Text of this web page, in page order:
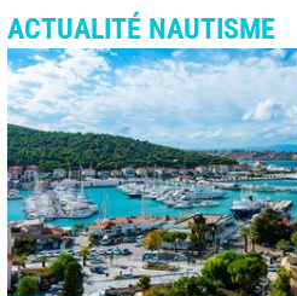
ACTUALITÉ NAUTISME